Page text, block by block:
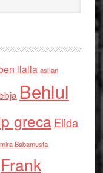
llalla asllan
Behlul
grecaElida
Babamusta
Frank